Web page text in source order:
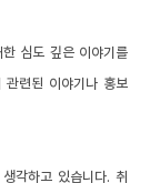
심도 깊은 이야기를
련된 이야기나 홍보
각하고 있습니다. 취